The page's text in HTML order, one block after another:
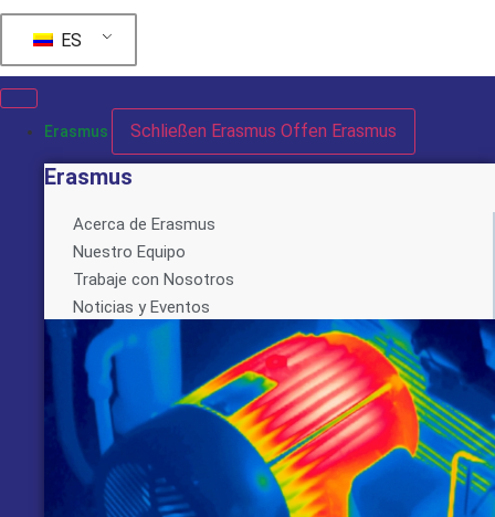
ES
Erasmus Schließen Erasmus Offen Erasmus
Erasmus
Acerca de Erasmus
Nuestro Equipo
Trabaje con Nosotros
Noticias y Eventos